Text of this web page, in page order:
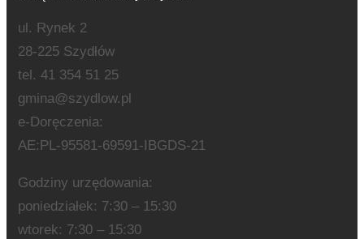
ul. Rynek 2
28-225 Szydłów
tel. 41 354 51 25
gmina@szydlow.pl
e-Doręczenia:
AE:PL-95581-69591-IBGDS-21
Godziny urzędowania:
poniedziałek: 7:30 – 15:30
wtorek: 7:30 – 15:30